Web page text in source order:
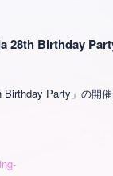
28th Birthday
Party」の開